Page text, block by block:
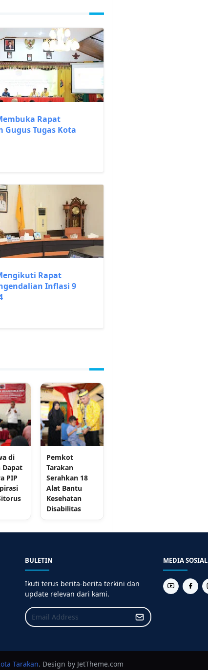
Rapat
Gugus Tugas Kota
Rapat
Inflasi 9
di
Dapat
PIP
Pemkot
Tarakan
Serahkan 18
Alat Bantu
Kesehatan
Disabilitas
BULETIN
Ikuti terus berita-berita terkini dan
update relevan dari kami.
MEDIA SOSIAL
Tarakan. Design by JetTheme.com